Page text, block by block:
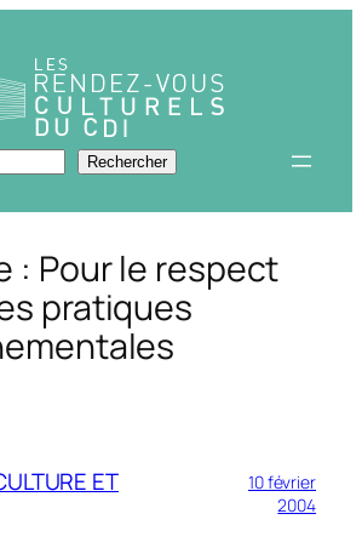
Rechercher
: Pour le respect
pratiques
ET
10 février
2004